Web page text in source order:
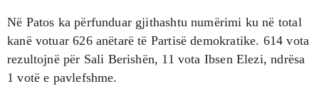
Në Patos ka përfunduar gjithashtu numërimi ku në total
kanë votuar 626 anëtarë të Partisë demokratike. 614 vota
rezultojnë për Sali Berishën, 11 vota Ibsen Elezi, ndrësa
1 votë e pavlefshme.